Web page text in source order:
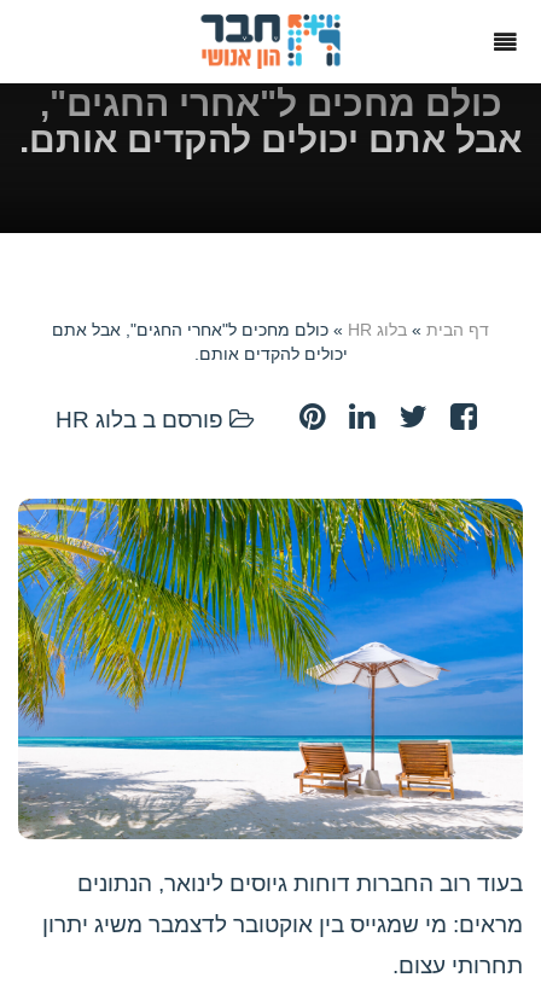
כולם מחכים ל"אחרי החגים",
אבל אתם יכולים להקדים אותם.
דף הבית » בלוג HR
» כולם מחכים ל"אחרי החגים", אבל אתם
יכולים להקדים אותם.
פורסם ב בלוג HR
בעוד רוב החברות דוחות גיוסים לינואר, הנתונים
מראים: מי שמגייס בין אוקטובר לדצמבר משיג יתרון
תחרותי עצום.